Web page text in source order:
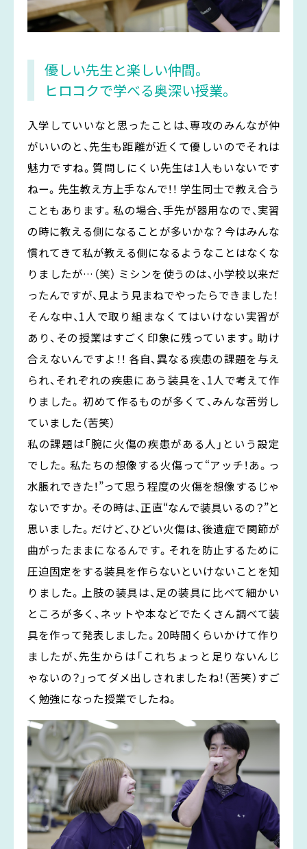
優しい先生と楽しい仲間。
ヒロコクで学べる奥深い授業。
入学していいなと思ったことは、専攻のみんなが仲
がいいのと、先生も距離が近くて優しいのでそれは
魅力ですね。質問しにくい先生は1人もいないです
ねー。先生教え方上手なんで！！ 学生同士で教え合う
こともあります。私の場合、手先が器用なので、実習
の時に教える側になることが多いかな？ 今はみんな
慣れてきて私が教える側になるようなことはなくな
りましたが…（笑） ミシンを使うのは、小学校以来だ
ったんですが、見よう見まねでやったらできました！
そんな中、1人で取り組まなくてはいけない実習が
あり、その授業はすごく印象に残っています。助け
合えないんですよ！！ 各自、異なる疾患の課題を与え
られ、それぞれの疾患にあう装具を、1人で考えて作
りました。 初めて作るものが多くて、みんな苦労し
ていました（苦笑）
私の課題は「腕に火傷の疾患がある人」という設定
でした。私たちの想像する火傷って“アッチ！あ。っ
水脹れできた！”って思う程度の火傷を想像するじゃ
ないですか。その時は、正直“なんで装具いるの？”と
思いました。だけど、ひどい火傷は、後遺症で関節が
曲がったままになるんです。それを防止するために
圧迫固定をする装具を作らないといけないことを知
りました。上肢の装具は、足の装具に比べて細かい
ところが多く、ネットや本などでたくさん調べて装
具を作って発表しました。20時間くらいかけて作り
ましたが、先生からは「これちょっと足りないんじ
ゃないの？」ってダメ出しされましたね！（苦笑）すご
く勉強になった授業でしたね。